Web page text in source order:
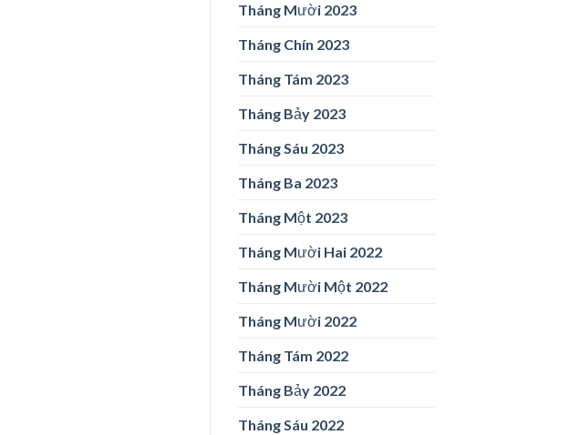
Tháng Mười 2023
Tháng Chín 2023
Tháng Tám 2023
Tháng Bảy 2023
Tháng Sáu 2023
Tháng Ba 2023
Tháng Một 2023
Tháng Mười Hai 2022
Tháng Mười Một 2022
Tháng Mười 2022
Tháng Tám 2022
Tháng Bảy 2022
Tháng Sáu 2022